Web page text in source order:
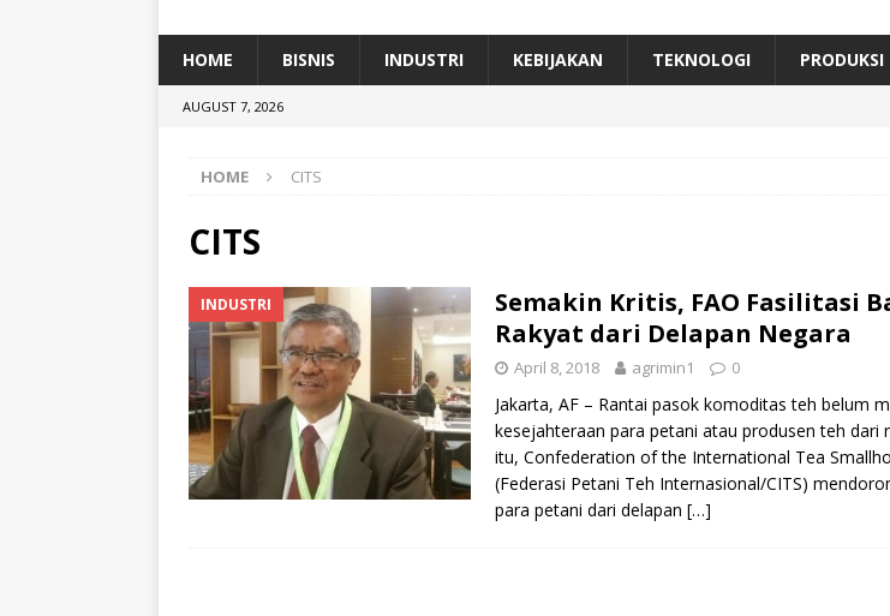
[ July 11, 2026 ] Dari Limbah ke Pakan Lele, Ini Inovasi Mikroalga Prof Astri Rinanti dari
HOME BISNIS INDUSTRI KEBIJAKAN TEKNOLOGI PRODUKSI
AUGUST 7, 2026
HOME CITS
CITS
INDUSTRI
Semakin Kritis, FAO Fasilitasi
Rakyat dari Delapan Negara
April 8, 2018 agrimin1 0
Jakarta, AF – Rantai pasok komoditas teh belum
kesejahteraan para petani atau produsen teh dari
itu, Confederation of the International Tea
(Federasi Petani Teh Internasional/CITS)
para petani dari delapan […]